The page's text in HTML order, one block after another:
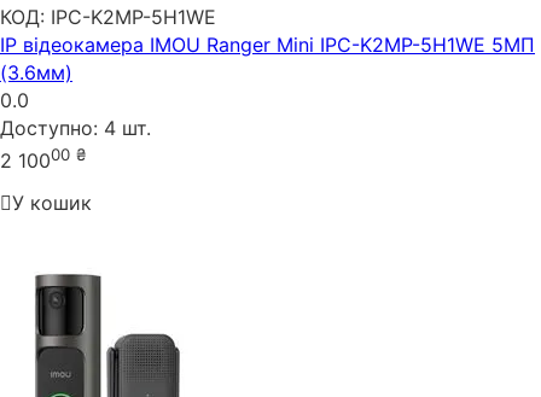
КОД: IPC-K2MP-5H1WE
IP відеокамера IMOU Ranger Mini IPC-K2MP-5H1WE 5МП
(3.6мм)
0.0
Доступно: 4 шт.
2 10000 ₴
У кошик